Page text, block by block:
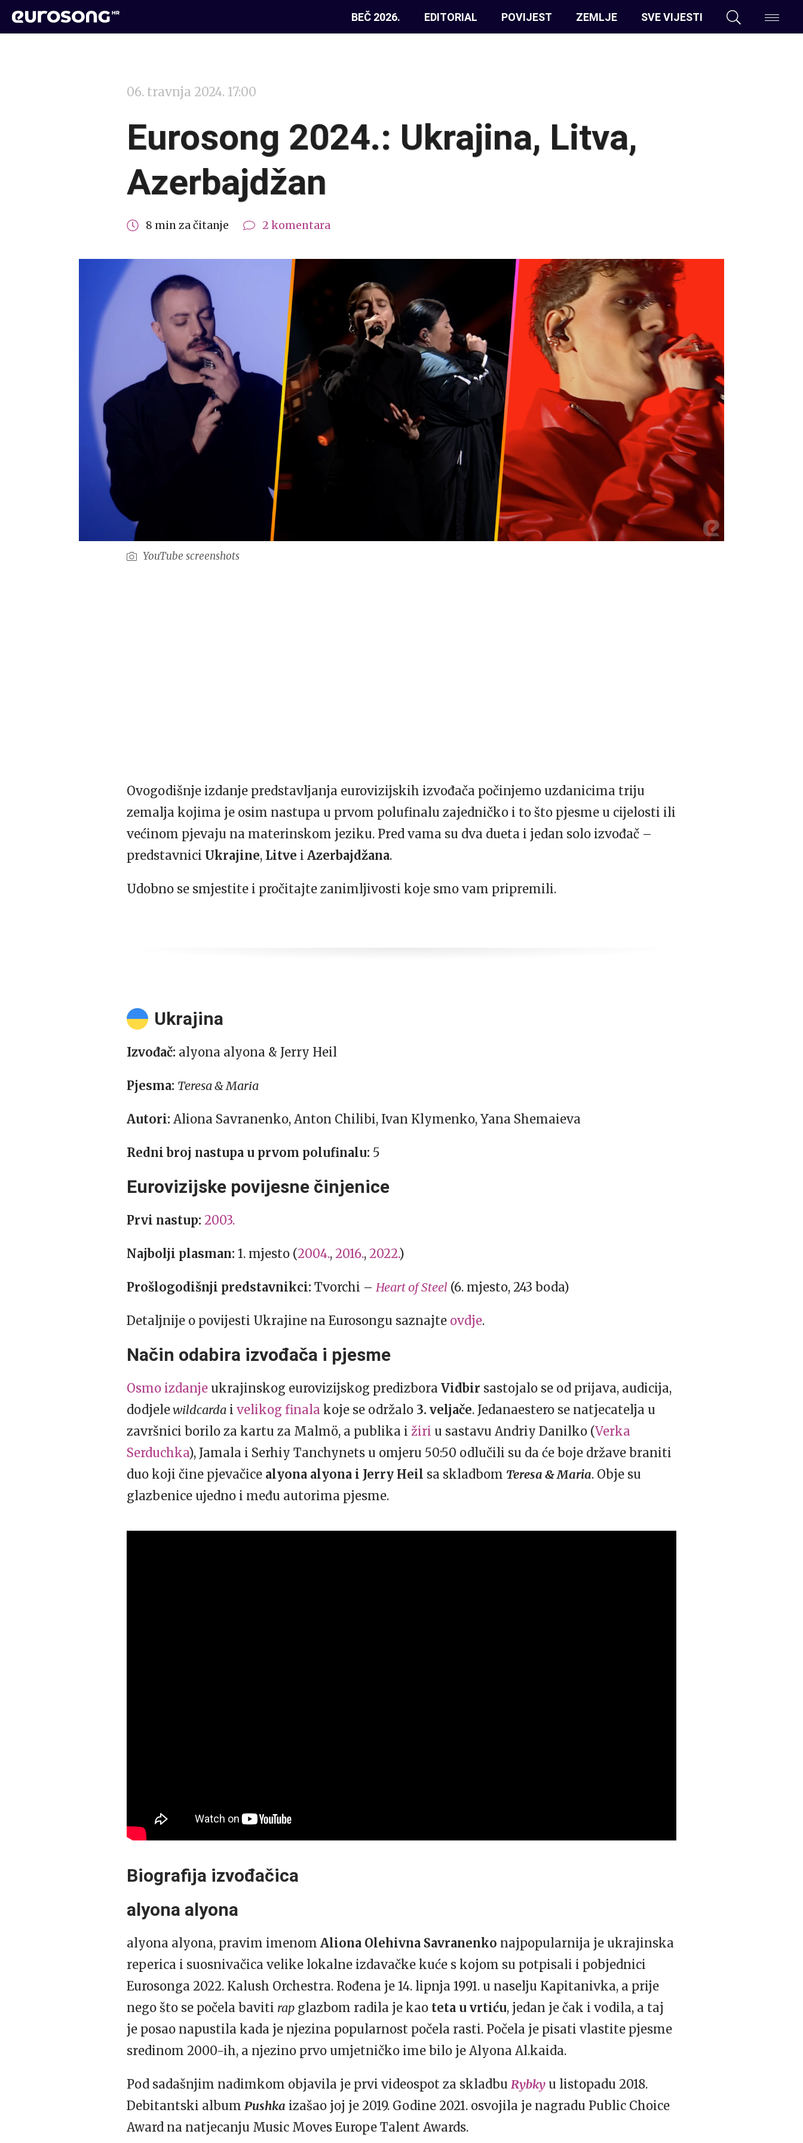
BEČ 2026. EDITORIAL POVIJEST ZEMLJE SVE VIJESTI
06. travnja 2024. 17:00
Eurosong 2024.: Ukrajina, Litva,
Azerbajdžan
8 min za čitanje 2 komentara
YouTube screenshots
Ovogodišnje izdanje predstavljanja eurovizijskih izvođača počinjemo uzdanicima triju
zemalja kojima je osim nastupa u prvom polufinalu zajedničko i to što pjesme u cijelosti ili
većinom pjevaju na materinskom jeziku. Pred vama su dva dueta i jedan solo izvođač –
predstavnici Ukrajine, Litve i Azerbajdžana.
Udobno se smjestite i pročitajte zanimljivosti koje smo vam pripremili.
Ukrajina
Izvođač: alyona alyona & Jerry Heil
Pjesma: Teresa & Maria
Autori: Aliona Savranenko, Anton Chilibi, Ivan Klymenko, Yana Shemaieva
Redni broj nastupa u prvom polufinalu: 5
Eurovizijske povijesne činjenice
Prvi nastup: 2003.
Najbolji plasman: 1. mjesto (2004., 2016., 2022.)
Prošlogodišnji predstavnikci: Tvorchi – Heart of Steel (6. mjesto, 243 boda)
Detaljnije o povijesti Ukrajine na Eurosongu saznajte ovdje.
Način odabira izvođača i pjesme
Osmo izdanje ukrajinskog eurovizijskog predizbora Vidbir sastojalo se od prijava, audicija,
dodjelewildcarda i velikog finala koje se održalo 3. veljače. Jedanaestero se natjecatelja u
završnici borilo za kartu za Malmö, a publika i žiri u sastavu Andriy Danilko (Verka
Serduchka), Jamala i Serhiy Tanchynets u omjeru 50:50 odlučili su da će boje države braniti
duo koji čine pjevačice alyona alyona i Jerry Heil sa skladbom Teresa & Maria. Obje su
glazbenice ujedno i među autorima pjesme.
Biografija izvođačica
alyona alyona
alyona alyona, pravim imenom Aliona Olehivna Savranenko najpopularnija je ukrajinska
reperica i suosnivačica velike lokalne izdavačke kuće s kojom su potpisali i pobjednici
Eurosonga 2022. Kalush Orchestra. Rođena je 14. lipnja 1991. u naselju Kapitanivka, a prije
nego što se počela baviti rap glazbom radila je kao teta u vrtiću, jedan je čak i vodila, a taj
je posao napustila kada je njezina popularnost počela rasti. Počela je pisati vlastite pjesme
sredinom 2000-ih, a njezino prvo umjetničko ime bilo je Alyona Al.kaida.
Pod sadašnjim nadimkom objavila je prvi videospot za skladbu Rybky u listopadu 2018.
Debitantski album Pushka izašao joj je 2019. Godine 2021. osvojila je nagradu Public Choice
Award na natjecanju Music Moves Europe Talent Awards.